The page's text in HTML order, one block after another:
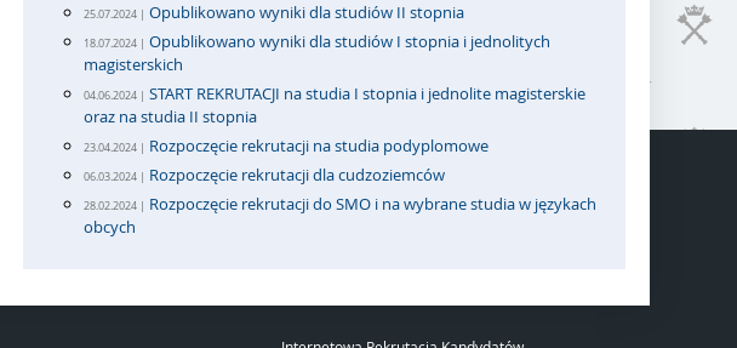
25.07.2024 | Opublikowano wyniki dla studiów II stopnia
18.07.2024 | Opublikowano wyniki dla studiów I stopnia i jednolitych
magisterskich
04.06.2024 | START REKRUTACJI na studia I stopnia i jednolite magisterskie
oraz na studia II stopnia
23.04.2024 | Rozpoczęcie rekrutacji na studia podyplomowe
06.03.2024 | Rozpoczęcie rekrutacji dla cudzoziemców
28.02.2024 | Rozpoczęcie rekrutacji do SMO i na wybrane studia w językach
obcych